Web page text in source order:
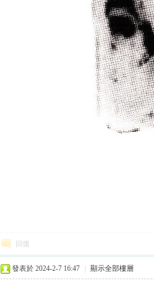
回復
發表於 2024-2-7 16:47 顯示全部樓層